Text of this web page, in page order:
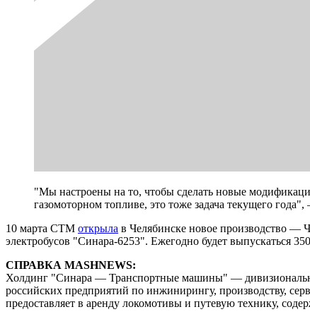
"Мы настроены на то, чтобы сделать новые
газомоторном топливе, это тоже задача текущего
10 марта СТМ открыла в Челябинске новое производство —
электробусов "Синара-6253". Ежегодно будет выпускаться
СПРАВКА MASHNEWS:
Холдинг "Синара — Транспортные машины" —
российских предприятий по инжинирингу, производству,
предоставляет в аренду локомотивы и путевую технику,